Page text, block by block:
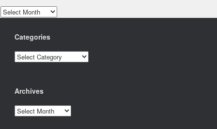
Archives
Categories
Categories
Archives
Archives